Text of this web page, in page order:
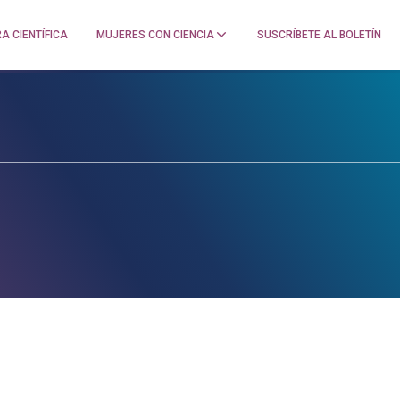
CIENTÍFICA MUJERES CON CIENCIA SUSCRÍBETE AL BOLETÍN